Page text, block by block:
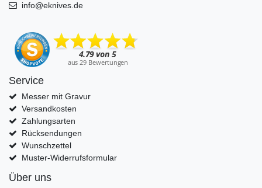
info@eknives.de
Service
Messer mit Gravur
Versandkosten
Zahlungsarten
Rücksendungen
Wunschzettel
Muster-Widerrufsformular
Über uns